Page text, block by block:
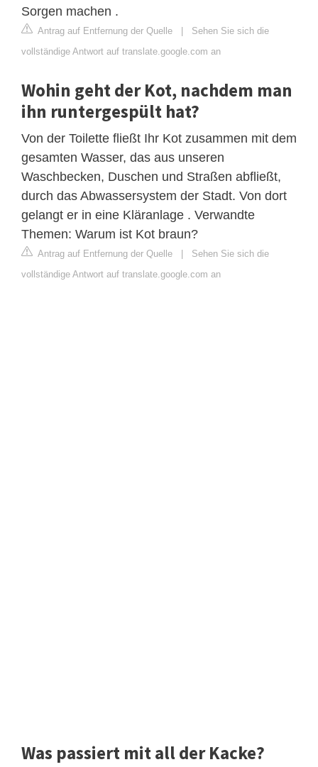
Sorgen machen .
Antrag auf Entfernung der Quelle | Sehen Sie sich die
vollständige Antwort auf translate.google.com an
Wohin geht der Kot, nachdem man
ihn runtergespült hat?
Von der Toilette fließt Ihr Kot zusammen mit dem
gesamten Wasser, das aus unseren
Waschbecken, Duschen und Straßen abfließt,
durch das Abwassersystem der Stadt. Von dort
gelangt er in eine Kläranlage . Verwandte
Themen: Warum ist Kot braun?
Antrag auf Entfernung der Quelle | Sehen Sie sich die
vollständige Antwort auf translate.google.com an
Was passiert mit all der Kacke?